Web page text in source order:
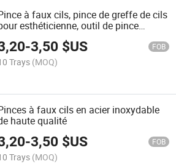
à faux cils, pince de greffe de cils
esthéticienne, outil de pince
courbée colorée
-3,50 $US FOB
Trays (MOQ)
à faux cils en acier inoxydable
haute qualité
-3,50 $US FOB
Trays (MOQ)